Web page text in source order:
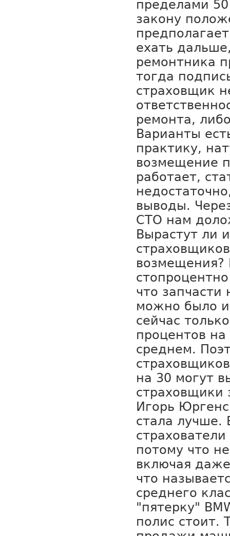
пределами
закону
ехать
ремонтника
тогда
страховщик
ремонта,
Варианты
практику,
возмещение
работает,
выводы.
СТО нам
Вырастут ли
что
можно было
сейчас
процентов
среднем.
на 30 могут
страховщики
Игорь
стала лучше.
потому что
включая
что
среднего
"пятерку"
полис стоит.